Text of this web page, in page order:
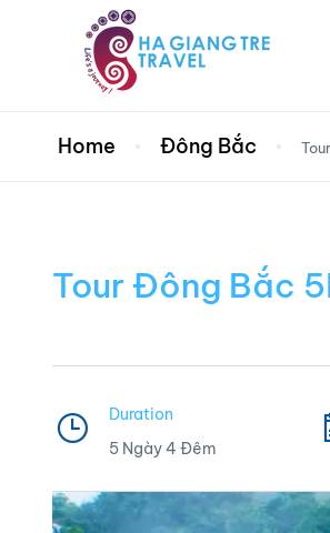
Home Đông Bắc
Tour Đông Bắc
Duration
5 Ngày 4 Đêm